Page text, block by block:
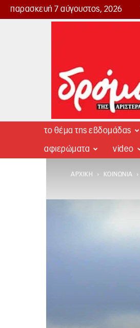
παρασκευή 7 αύγουστος, 2026
Δρόμος
το θέμα της εβδομάδας
αφιερώματα video
ΑΡΧΙΚΉ ΚΟΙΝΩΝΊΑ